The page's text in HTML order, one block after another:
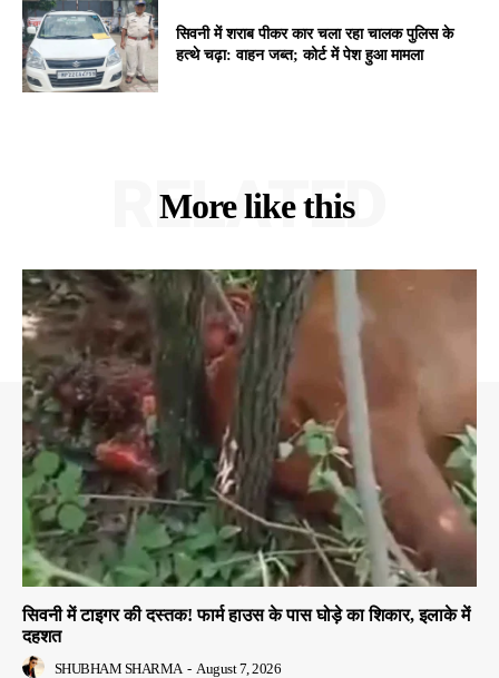
सिवनी में शराब पीकर कार चला रहा चालक पुलिस के
हत्थे चढ़ा: वाहन जब्त; कोर्ट में पेश हुआ मामला
More like this
RELATED
सिवनी में टाइगर की दस्तक! फार्म हाउस के पास घोड़े का शिकार, इलाके में
दहशत
SHUBHAM SHARMA - August 7, 2026